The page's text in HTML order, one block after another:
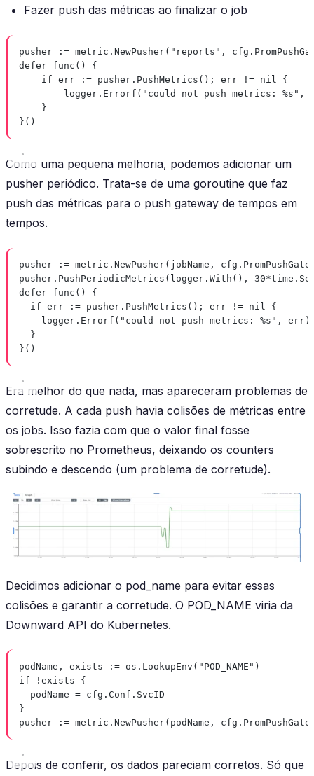
Fazer push das métricas ao finalizar o job
pusher := metric. NewPusher( "reports" ,
defer func () {
if err := pusher. PushMetrics (); err != nil {
logger. Errorf ( "could not push metrics: %s " ,
}
}()
Como uma pequena melhoria, podemos adicionar um
pusher periódico. Trata-se de uma goroutine que faz
push das métricas para o push gateway de tempos em
tempos.
pusher := metric. NewPusher(jobName,
pusher. PushPeriodicMetrics (logger. With (), 30*
defer func () {
if err := pusher. PushMetrics (); err != nil {
logger. Errorf ( "could not push metrics: %s " , err)
}
}()
Era melhor do que nada, mas apareceram problemas de
corretude. A cada push havia colisões de métricas entre
os jobs. Isso fazia com que o valor final fosse
sobrescrito no Prometheus, deixando os counters
subindo e descendo (um problema de corretude).
Decidimos adicionar o pod_name para evitar essas
colisões e garantir a corretude. O POD_NAME viria da
Downward API do Kubernetes.
podName, exists := os. LookupEnv ( "POD_NAME" )
if
! exists {
podName = cfg.Conf.SvcID
}
pusher
:= metric. NewPusher(podName,
Depois de conferir, os dados pareciam corretos. Só que